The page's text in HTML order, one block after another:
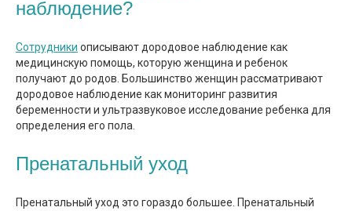
наблюдение?
Сотрудники описывают дородовое наблюдение как
медицинскую помощь, которую женщина и ребенок
получают до родов. Большинство женщин рассматривают
дородовое наблюдение как мониторинг развития
беременности и ультразвуковое исследование ребенка для
определения его пола.
Пренатальный уход
Пренатальный уход это гораздо большее. Пренатальный